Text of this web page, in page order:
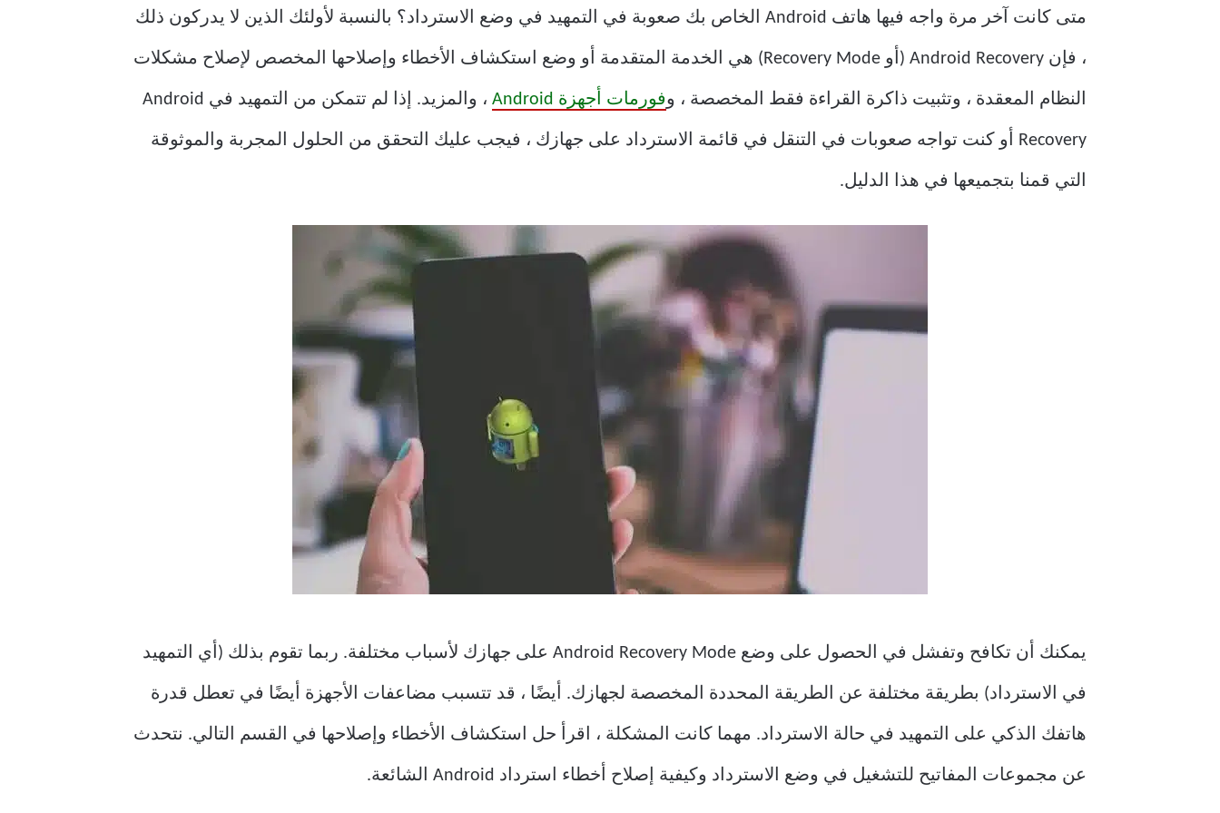
متى كانت آخر مرة واجه فيها هاتف Android الخاص بك صعوبة في التمهيد في وضع الاسترداد؟ بالنسبة لأولئك الذين لا يدركون ذلك
، فإن Android Recovery (أو Recovery Mode) هي الخدمة المتقدمة أو وضع استكشاف الأخطاء وإصلاحها المخصص لإصلاح مشكلات
النظام المعقدة ، وتثبيت ذاكرة القراءة فقط المخصصة ، وفورمات أجهزة Android ، والمزيد. إذا لم تتمكن من التمهيد في Android
Recovery أو كنت تواجه صعوبات في التنقل في قائمة الاسترداد على جهازك ، فيجب عليك التحقق من الحلول المجربة والموثوقة
التي قمنا بتجميعها في هذا الدليل.
يمكنك أن تكافح وتفشل في الحصول على وضع Android Recovery Mode على جهازك لأسباب مختلفة. ربما تقوم بذلك (أي التمهيد
في الاسترداد) بطريقة مختلفة عن الطريقة المحددة المخصصة لجهازك. أيضًا ، قد تتسبب مضاعفات الأجهزة أيضًا في تعطل قدرة
هاتفك الذكي على التمهيد في حالة الاسترداد. مهما كانت المشكلة ، اقرأ حل استكشاف الأخطاء وإصلاحها في القسم التالي. نتحدث
عن مجموعات المفاتيح للتشغيل في وضع الاسترداد وكيفية إصلاح أخطاء استرداد Android الشائعة.